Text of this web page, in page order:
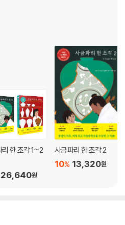
트 상임위원으로 활동하며 여러 대
하고 있다. 『도솔산 선운
리 한 조각 1~2
26,640원
사금파리 한 조각 2
13,320원
10%